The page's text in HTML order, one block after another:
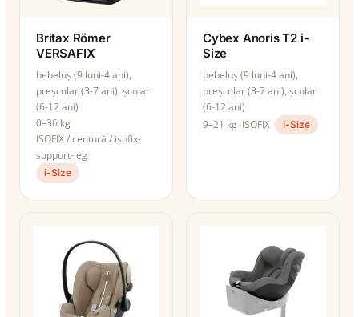
Britax Römer
VERSAFIX
bebeluș (9 luni-4 ani),
preșcolar (3-7 ani), școlar
(6-12 ani)
0–36 kg
ISOFIX / centură / isofix-
support-leg
i-Size
Cybex Anoris T2 i-
Size
bebeluș (9 luni-4 ani),
preșcolar (3-7 ani), școlar
(6-12 ani)
9–21 kg ISOFIX i-Size